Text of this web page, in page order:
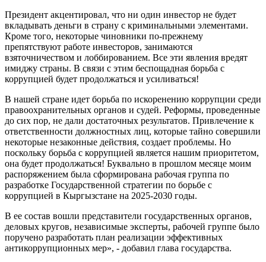
Президент акцентировал, что ни один инвестор не будет
вкладывать деньги в страну с криминальными элементами.
Кроме того, некоторые чиновники по-прежнему
препятствуют работе инвесторов, занимаются
взяточничеством и лоббированием. Все эти явления вредят
имиджу страны. В связи с этим беспощадная борьба с
коррупцией будет продолжаться и усиливаться!
В нашей стране идет борьба по искоренению коррупции среди
правоохранительных органов и судей. Реформы, проведенные
до сих пор, не дали достаточных результатов. Привлечение к
ответственности должностных лиц, которые тайно совершили
некоторые незаконные действия, создает проблемы. Но
поскольку борьба с коррупцией является нашим приоритетом,
она будет продолжаться! Буквально в прошлом месяце моим
распоряжением была сформирована рабочая группа по
разработке Государственной стратегии по борьбе с
коррупцией в Кыргызстане на 2025-2030 годы.
В ее состав вошли представители государственных органов,
деловых кругов, независимые эксперты, рабочей группе было
поручено разработать план реализации эффективных
антикоррупционных мер», - добавил глава государства.